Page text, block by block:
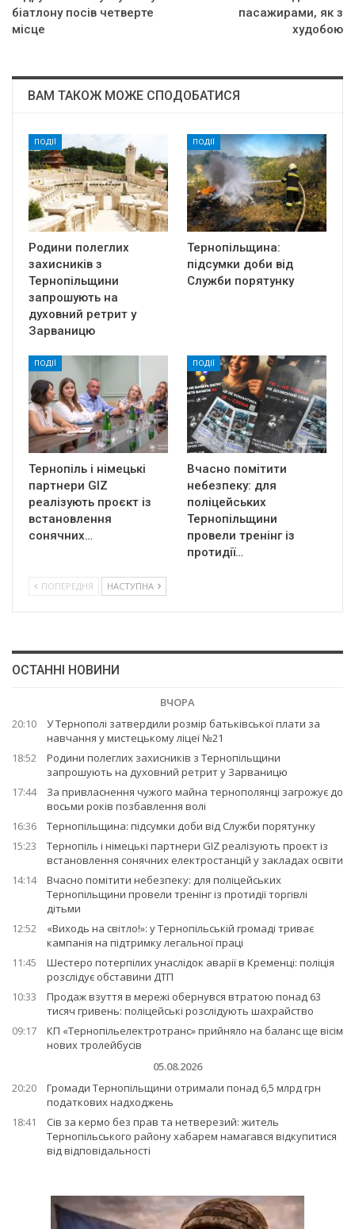
біатлону посів четверте
місце
пасажирами, як з
худобою
ВАМ ТАКОЖ МОЖЕ СПОДОБАТИСЯ
ПОДІЇ
Родини полеглих
захисників з
Тернопільщини
запрошують на
духовний ретрит у
Зарваницю
ПОДІЇ
Тернопільщина:
підсумки доби від
Служби порятунку
ПОДІЇ
Тернопіль і німецькі
партнери GIZ
реалізують проєкт із
встановлення
сонячних…
ПОДІЇ
Вчасно помітити
небезпеку: для
поліцейських
Тернопільщини
провели тренінг із
протидії…
ПОПЕРЕДНЯ НАСТУПНА
ОСТАННІ НОВИНИ
ВЧОРА
20:10
У Тернополі затвердили розмір батьківської плати за
навчання у мистецькому ліцеї №21
18:52
Родини полеглих захисників з Тернопільщини
запрошують на духовний ретрит у Зарваницю
17:44
За привласнення чужого майна тернополянці загрожує до
восьми років позбавлення волі
16:36
Тернопільщина: підсумки доби від Служби порятунку
15:23
Тернопіль і німецькі партнери GIZ реалізують проєкт із
встановлення сонячних електростанцій у закладах освіти
14:14
Вчасно помітити небезпеку: для поліцейських
Тернопільщини провели тренінг із протидії торгівлі
дітьми
12:52
«Виходь на світло!»: у Тернопільській громаді триває
кампанія на підтримку легальної праці
11:45
Шестеро потерпілих унаслідок аварії в Кременці: поліція
розслідує обставини ДТП
10:33
Продаж взуття в мережі обернувся втратою понад 63
тисяч гривень: поліцейські розслідують шахрайство
09:17
КП «Тернопільелектротранс» прийняло на баланс ще вісім
нових тролейбусів
05.08.2026
20:20
Громади Тернопільщини отримали понад 6,5 млрд грн
податкових надходжень
18:41
Сів за кермо без прав та нетверезий: житель
Тернопільського району хабарем намагався відкупитися
від відповідальності